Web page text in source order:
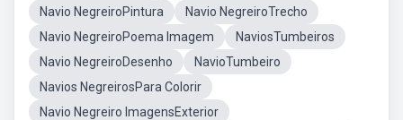
Navio NegreiroPintura
Navio NegreiroTrecho
Navio NegreiroPoema Imagem
NaviosTumbeiros
Navio NegreiroDesenho
NavioTumbeiro
Navios NegreirosPara Colorir
Navio Negreiro ImagensExterior